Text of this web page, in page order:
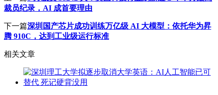
裁员纪录，AI 成首要理由
下一篇深圳国产芯片成功训练万亿级 AI 大模型：依托华为昇
腾 910C，达到工业级运行标准
相关文章